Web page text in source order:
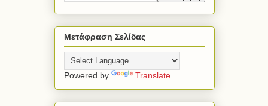
Μετάφραση Σελίδας
Powered by Translate